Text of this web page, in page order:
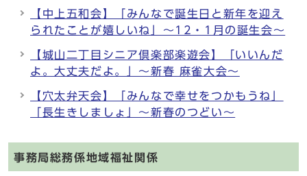
【中上五和会】「みんなで誕生日と新年を迎え
られたことが嬉しいね」～12・1月の誕生会～
【城山二丁目シニア倶楽部楽遊会】「いいんだ
よ。大丈夫だよ。」～新春 麻雀大会～
【穴太弁天会】「みんなで幸せをつかもうね」
「長生きしましょ」～新春のつどい～
事務局総務係地域福祉関係